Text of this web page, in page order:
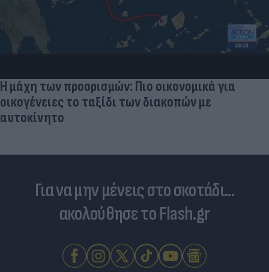
Η μάχη των προορισμών: Πιο οικονομικά για
οικογένειες το ταξίδι των διακοπών με
αυτοκίνητο
Για να μην μένεις στο σκοτάδι...
ακολούθησε το Flash.gr